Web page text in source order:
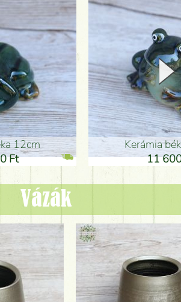
12cm
Ft
Kerámia
11
Vázák